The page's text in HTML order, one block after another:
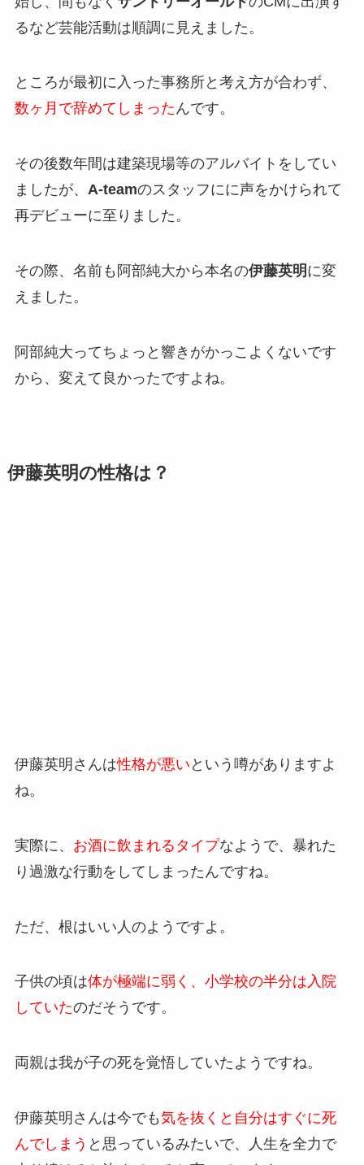
るなど芸能活動は順調に見えました。
ところが最初に入った事務所と考え方が合わず、
数ヶ月で辞めてしまった んです。
その後数年間は建築現場等のアルバイトをしてい
ましたが、 A-teamのスタッフにに声をかけられて
再デビューに至りました。
その際、名前も阿部純大から本名の伊藤英明 に変
えました。
阿部純大ってちょっと響きがかっこよくないです
から、変えて良かったですよね。
伊藤英明の性格は？
伊藤英明さんは性格が悪い という噂がありますよ
ね。
実際に、 お酒に飲まれるタイプなようで、暴れた
り過激な行動をしてしまったんですね。
ただ、根はいい人のようですよ。
子供の頃は体が極端に弱く、小学校の半分は入院
していたのだそうです。
両親は我が子の死を覚悟していたようですね。
伊藤英明さんは今でも気を抜くと自分はすぐに死
んでしまう と思っているみたいで、人生を全力で